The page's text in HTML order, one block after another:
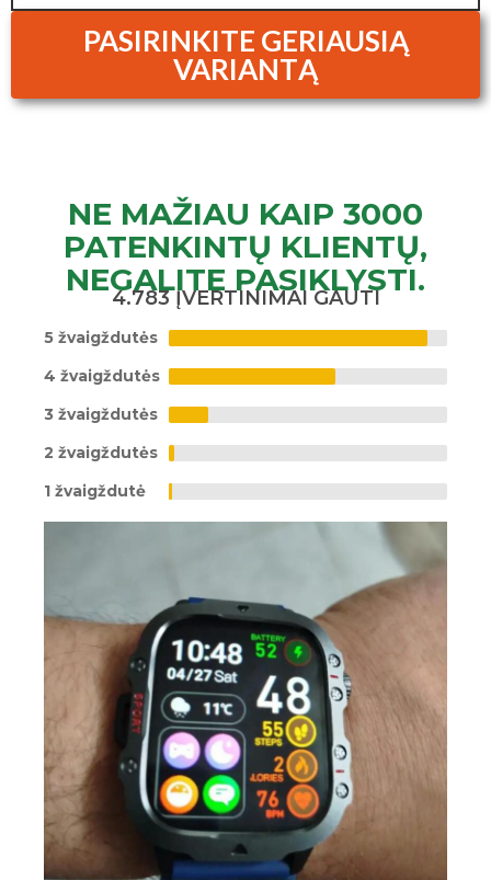
PASIRINKITE GERIAUSIĄ
VARIANTĄ
NE MAŽIAU KAIP 3000
PATENKINTŲ KLIENTŲ,
NEGALITE PASIKLYSTI.
4.783 ĮVERTINIMAI GAUTI
5 žvaigždutės
4 žvaigždutės
3 žvaigždutės
2 žvaigždutės
1 žvaigždutė